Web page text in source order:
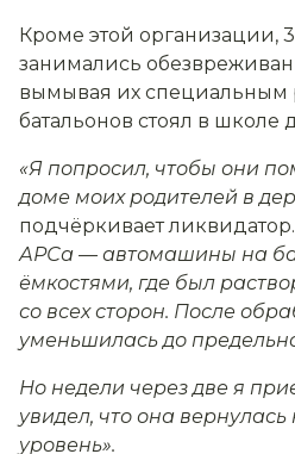
Кроме этой организации, 3
занимались
вымывая их специальным
батальонов стоял в
«Я попросил, чтобы они
доме моих родителей в
подчёркивает
АРСа — автомашины на
ёмкостями, где был
со всех сторон. После
уменьшилась до
Но недели через две я
увидел, что она
уровень».